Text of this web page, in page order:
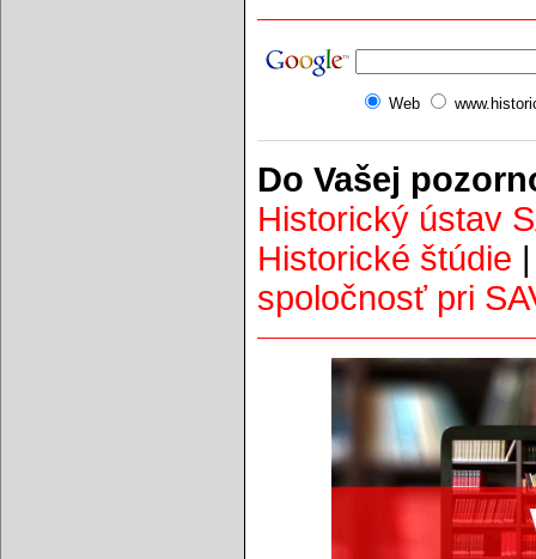
Web
Do Vašej
Historický ústav
Historické štúdie
spoločnosť pri